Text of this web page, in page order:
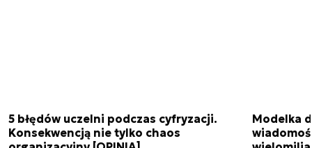
5 błędów uczelni podczas cyfryzacji.
Konsekwencją nie tylko chaos
Modelka